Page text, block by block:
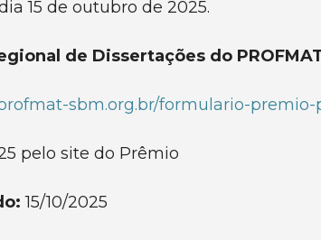
15 de outubro de 2025.
de Dissertações do
sbm.org.br/formulario-
pelo site do Prêmio
15/10/2025